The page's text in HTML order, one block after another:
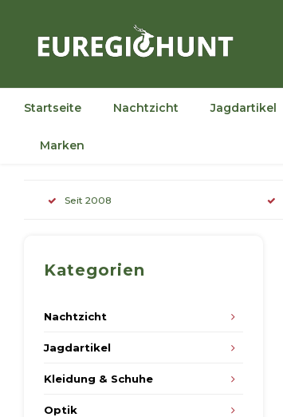
Startseite Nachtzicht Jagdartikel
Marken
Seit 2008
Kategorien
Nachtzicht
Jagdartikel
Kleidung & Schuhe
Optik